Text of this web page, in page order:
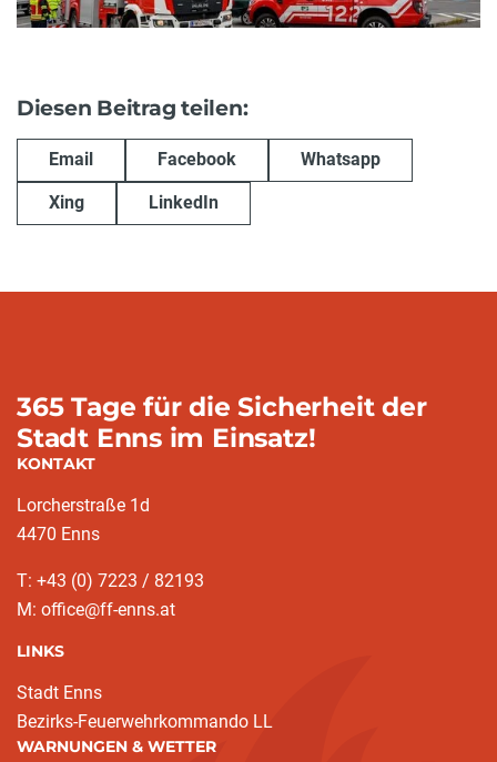
Diesen Beitrag teilen:
Email Facebook Whatsapp
Xing LinkedIn
365 Tage für die Sicherheit der
Stadt Enns im Einsatz!
KONTAKT
Lorcherstraße 1d
4470 Enns
T: +43 (0) 7223 / 82193
M: office@ff-enns.at
LINKS
Stadt Enns
Bezirks-Feuerwehrkommando LL
WARNUNGEN & WETTER